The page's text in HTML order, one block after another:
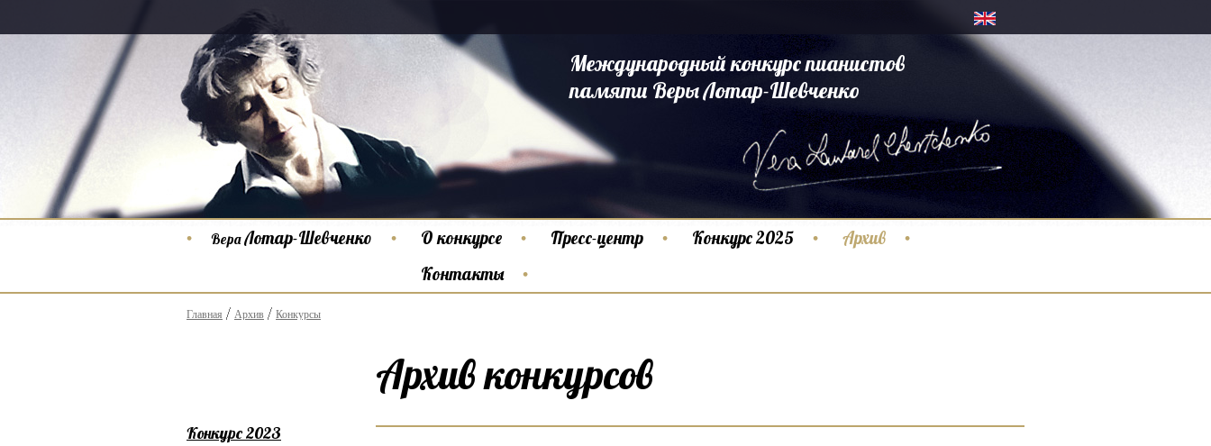
Международный конкурс пианистов
памяти Веры Лотар-Шевченко
ВераЛотар-Шевченко О конкурсе Пресс-центр Конкурс 2025
Архив
Контакты
Главная Архив Конкурсы
Архив конкурсов
Конкурс 2023